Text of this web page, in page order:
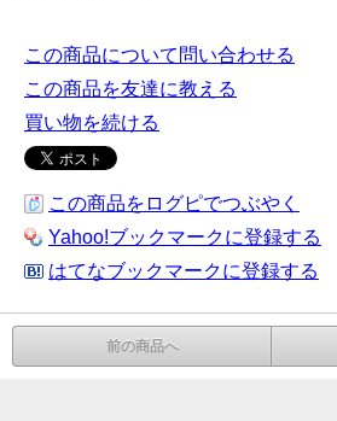
この商品について問い合わせる
この商品を友達に教える
買い物を続ける
この商品をログピでつぶやく
Yahoo!ブックマークに登録する
はてなブックマークに登録する
前の商品へ